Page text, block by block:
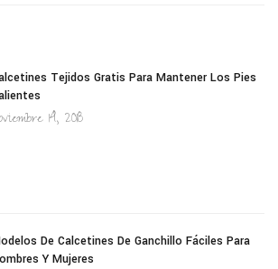
Tejidos Gratis Para Mantener Los Pies
14, 2018
De Calcetines De Ganchillo Fáciles Para
Y Mujeres